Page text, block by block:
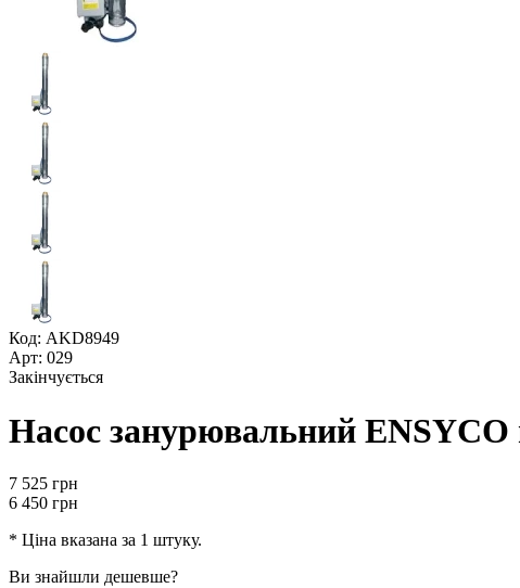
Код: AKD8949
Арт: 029
Закінчується
Насос занурювальний ENSYCO
7 525 грн
6 450 грн
* Ціна вказана за 1 штуку.
Ви знайшли дешевше?